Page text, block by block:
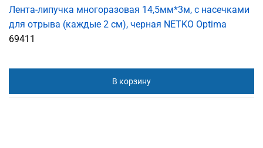
Лента-липучка многоразовая 14,5мм*3м, с насечками
для отрыва (каждые 2 см), черная NETKO Optima
69411
В корзину